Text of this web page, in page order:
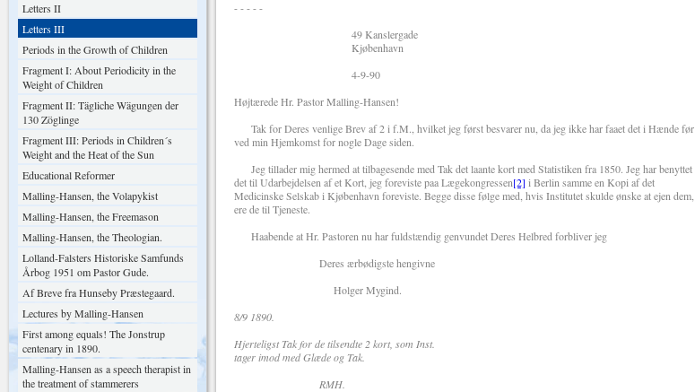
Letters II
Letters III
Periods in the Growth of Children
Fragment I: About Periodicity in the
Weight of Children
Fragment II: Tägliche Wägungen der
130 Zöglinge
Fragment III: Periods in Children´s
Weight and the Heat of the Sun
Educational Reformer
Malling-Hansen, the Volapykist
Malling-Hansen, the Freemason
Malling-Hansen, the Theologian.
Lolland-Falsters Historiske Samfunds
Årbog 1951 om Pastor Gude.
Af Breve fra Hunseby Præstegaard.
Lectures by Malling-Hansen
First among equals! The Jonstrup
centenary in 1890.
Malling-Hansen as a speech therapist in
the treatment of stammerers
- - - - -
49 Kanslergade
Kjøbenhavn
4-9-90
Højtærede Hr. Pastor Malling-Hansen!
Tak for Deres venlige Brev af 2 i f.M., hvilket jeg først besvarer nu, da jeg ikke har faaet det i Hænde før
ved min Hjemkomst for nogle Dage siden.
Jeg tillader mig hermed at tilbagesende med Tak det laante kort med Statistiken fra 1850. Jeg har benyttet
det til Udarbejdelsen af et Kort, jeg foreviste paa Lægekongressen[2] i Berlin samme en Kopi af det
Medicinske Selskab i Kjøbenhavn foreviste. Begge disse følge med, hvis Institutet skulde ønske at ejen dem,
ere de til Tjeneste.
Haabende at Hr. Pastoren nu har fuldstændig genvundet Deres Helbred forbliver jeg
Deres ærbødigste hengivne
Holger Mygind.
8/9 1890.
Hjerteligst Tak for de tilsendte 2 kort, som Inst.
tager imod med Glæde og Tak.
RMH.